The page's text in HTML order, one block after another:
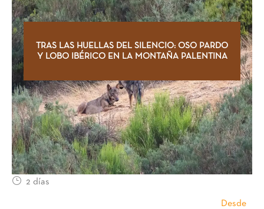
TRAS LAS HUELLAS DEL SILENCIO: OSO PARDO
Y LOBO IBÉRICO EN LA MONTAÑA PALENTINA
2 días
Desde